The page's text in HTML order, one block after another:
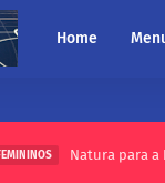
Home
Natura para a